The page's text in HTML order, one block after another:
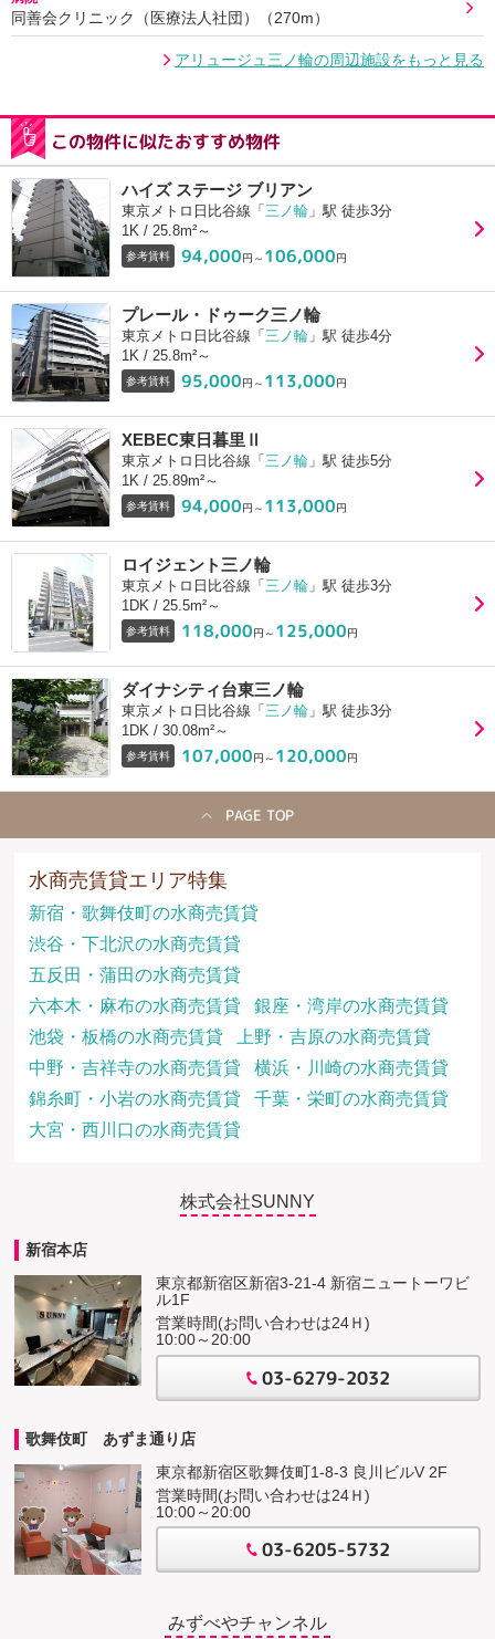
同善会クリニック（医療法人社団）（270m）
アリュージュ三ノ輪の周辺施設をもっと見る
この物件に似たおすすめ物件
ハイズ ステージ ブリアン
東京メトロ日比谷線「 三ノ輪 」駅 徒歩3分
1K / 25.8m²～
参考賃料 94,000円～ 106,000円
プレール・ドゥーク三ノ輪
東京メトロ日比谷線「 三ノ輪 」駅 徒歩4分
1K / 25.8m²～
参考賃料 95,000円～ 113,000円
XEBEC東日暮里Ⅱ
東京メトロ日比谷線「 三ノ輪 」駅 徒歩5分
1K / 25.89m²～
参考賃料 94,000円～ 113,000円
ロイジェント三ノ輪
東京メトロ日比谷線「 三ノ輪 」駅 徒歩3分
1DK / 25.5m²～
参考賃料 118,000円～ 125,000円
ダイナシティ台東三ノ輪
東京メトロ日比谷線「 三ノ輪 」駅 徒歩3分
1DK / 30.08m²～
参考賃料 107,000円～ 120,000円
PAGE TOP
水商売賃貸エリア特集
新宿・歌舞伎町の水商売賃貸
渋谷・下北沢の水商売賃貸
五反田・蒲田の水商売賃貸
六本木・麻布の水商売賃貸
銀座・湾岸の水商売賃貸
池袋・板橋の水商売賃貸
上野・吉原の水商売賃貸
中野・吉祥寺の水商売賃貸
横浜・川崎の水商売賃貸
錦糸町・小岩の水商売賃貸
千葉・栄町の水商売賃貸
大宮・西川口の水商売賃貸
株式会社SUNNY
新宿本店
東京都新宿区新宿3-21-4 新宿ニュートーワビ
ル1F
営業時間(お問い合わせは24Ｈ)
10:00～20:00
03-6279-2032
歌舞伎町 あずま通り店
東京都新宿区歌舞伎町1-8-3 良川ビルV 2F
営業時間(お問い合わせは24Ｈ)
10:00～20:00
03-6205-5732
みずべやチャンネル